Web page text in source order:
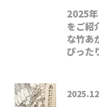
2025
をご紹
な竹あ
ぴった